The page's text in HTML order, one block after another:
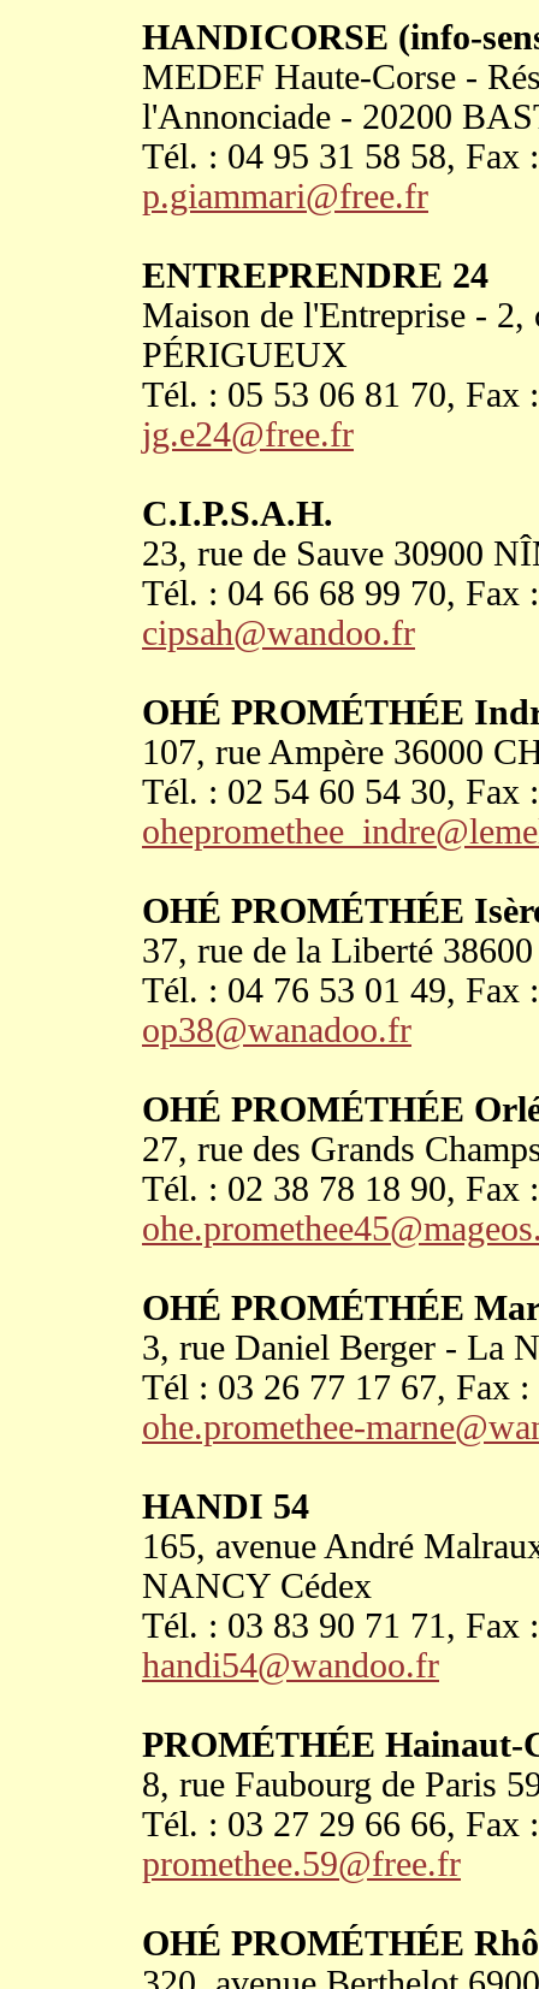
HANDICORSE (info-
MEDEF Haute-Corse -
l'Annonciade - 20200
Tél. : 04 95 31 58 58,
p.giammari@free.fr
ENTREPRENDRE 24
Maison de l'Entreprise - 2,
PÉRIGUEUX
Tél. : 05 53 06 81 70,
jg.e24@free.fr
C.I.P.S.A.H.
23, rue de Sauve 30900
Tél. : 04 66 68 99 70,
cipsah@wandoo.fr
OHÉ PROMÉTHÉE
107, rue Ampère 36000
Tél. : 02 54 60 54 30,
OHÉ PROMÉTHÉE
37, rue de la Liberté
Tél. : 04 76 53 01 49,
op38@wanadoo.fr
OHÉ PROMÉTHÉE
27, rue des Grands
Tél. : 02 38 78 18 90,
OHÉ PROMÉTHÉE
3, rue Daniel Berger - La
Tél : 03 26 77 17 67, Fax
ohe.promethee-
HANDI 54
165, avenue André
NANCY Cédex
Tél. : 03 83 90 71 71,
handi54@wandoo.fr
PROMÉTHÉE Hainaut-
8, rue Faubourg de Paris
Tél. : 03 27 29 66 66,
promethee.59@free.fr
OHÉ PROMÉTHÉE